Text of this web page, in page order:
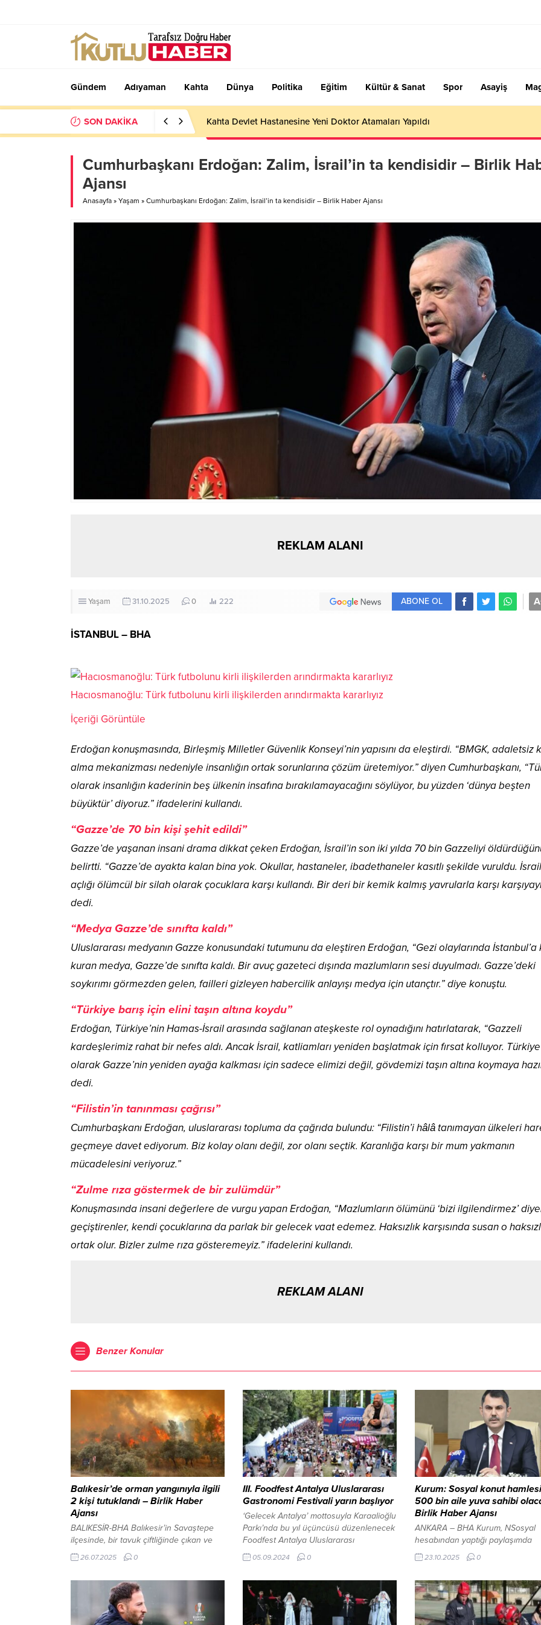
Gündem Adıyaman Kahta Dünya Politika Eğitim Kültür & Sanat Spor Asayiş
SON DAKİKA Kahta Devlet Hastanesine Yeni Doktor Atamaları Yapıldı
Cumhurbaşkanı Erdoğan: Zalim, İsrail’in ta kendisidir – Birlik
Ajansı
Anasayfa » Yaşam » Cumhurbaşkanı Erdoğan: Zalim, İsrail’in ta kendisidir – Birlik Haber Ajansı
REKLAM ALANI
Yaşam 31.10.2025 0 222 A
ABONE OL
İSTANBUL – BHA
Hacıosmanoğlu: Türk futbolunu kirli ilişkilerden arındırmakta kararlıyız
İçeriği Görüntüle
Erdoğan konuşmasında, Birleşmiş Milletler Güvenlik Konseyi’nin yapısını da eleştirdi. “BMGK, adaletsiz
alma mekanizması nedeniyle insanlığın ortak sorunlarına çözüm üretemiyor.” diyen Cumhurbaşkanı,
olarak insanlığın kaderinin beş ülkenin insafına bırakılamayacağını söylüyor, bu yüzden ‘dünya beşten
büyüktür’ diyoruz.” ifadelerini kullandı.
“Gazze’de 70 bin kişi şehit edildi”
Gazze’de yaşanan insani drama dikkat çeken Erdoğan, İsrail’in son iki yılda 70 bin Gazzeliyi
belirtti. “Gazze’de ayakta kalan bina yok. Okullar, hastaneler, ibadethaneler kasıtlı şekilde vuruldu.
açlığı ölümcül bir silah olarak çocuklara karşı kullandı. Bir deri bir kemik kalmış yavrularla karşı
dedi.
“Medya Gazze’de sınıfta kaldı”
Uluslararası medyanın Gazze konusundaki tutumunu da eleştiren Erdoğan, “Gezi olaylarında İstanbul’a
kuran medya, Gazze’de sınıfta kaldı. Bir avuç gazeteci dışında mazlumların sesi duyulmadı. Gazze’deki
soykırımı görmezden gelen, failleri gizleyen habercilik anlayışı medya için utançtır.” diye konuştu.
“Türkiye barış için elini taşın altına koydu”
Erdoğan, Türkiye’nin Hamas-İsrail arasında sağlanan ateşkeste rol oynadığını hatırlatarak, “Gazzeli
kardeşlerimiz rahat bir nefes aldı. Ancak İsrail, katliamları yeniden başlatmak için fırsat kolluyor. Türkiye
olarak Gazze’nin yeniden ayağa kalkması için sadece elimizi değil, gövdemizi taşın altına koymaya
dedi.
“Filistin’in tanınması çağrısı”
Cumhurbaşkanı Erdoğan, uluslararası topluma da çağrıda bulundu: “Filistin’i hâlâ tanımayan ülkeleri
geçmeye davet ediyorum. Biz kolay olanı değil, zor olanı seçtik. Karanlığa karşı bir mum yakmanın
mücadelesini veriyoruz.”
“Zulme rıza göstermek de bir zulümdür”
Konuşmasında insani değerlere de vurgu yapan Erdoğan, “Mazlumların ölümünü ‘bizi ilgilendirmez’
geçiştirenler, kendi çocuklarına da parlak bir gelecek vaat edemez. Haksızlık karşısında susan o
ortak olur. Bizler zulme rıza gösteremeyiz.” ifadelerini kullandı.
REKLAM ALANI
Benzer Konular
Balıkesir’de orman yangınıyla ilgili
2 kişi tutuklandı – Birlik Haber
Ajansı
BALIKESİR-BHA Balıkesir’in Savaştepe
ilçesinde, bir tavuk çiftliğinde çıkan ve
ormanlık alana sıçrayan yangına ilişkin
yürütülen soruşturma kapsamında
Kırsal Karaçam Mahallesi‘nde dün
akşam saatlerinde henüz
belirlenemeyen bir nedenle bir tavuk
26.07.2025 0
III. Foodfest Antalya Uluslararası
Gastronomi Festivali yarın başlıyor
‘Gelecek Antalya’ mottosuyla Karaalioğlu
Parkı’nda bu yıl üçüncüsü düzenlenecek
Foodfest Antalya Uluslararası
Gastronomi Festivali, lezzet tutkunları
için kapılarını açmaya hazırlanıyor. 6-8
festival üç gün boyunca dünyadan ve
Türkiye’den birbirinden ünlü Michelin
yıldızlı şefleri, gurmeleri, gastronomi ve
05.09.2024 0
Kurum: Sosyal konut
500 bin aile yuva sahibi
Birlik Haber Ajansı
ANKARA – BHA Kurum, NSosyal
hesabından yaptığı paylaşımda
vatandaşların mutluluğuna dikkat
çekerek şu değerlendirmeyi yaptı:
konutlarımızı en iyi, içinde
vatandaşlarımız anlatıyor. Bir
kavuşmanın ne anlama geldiğini
23.10.2025 0